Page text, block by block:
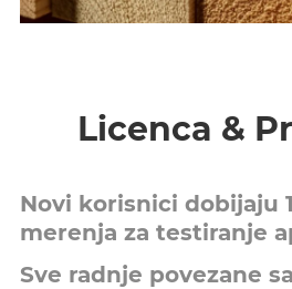
Licenca &
Novi korisnici dobijaju
merenja za testiranje
Sve radnje povezane